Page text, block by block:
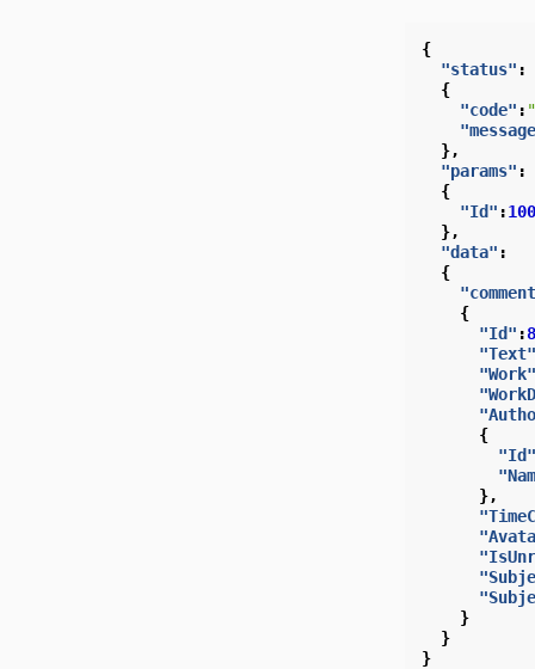
{
"status" :
{
"code" :
},
"params" :
{
"Id" :
},
"data" :
{
{
"Id" :
"Text"
"Work"
{
"Id"
},
}
}
}